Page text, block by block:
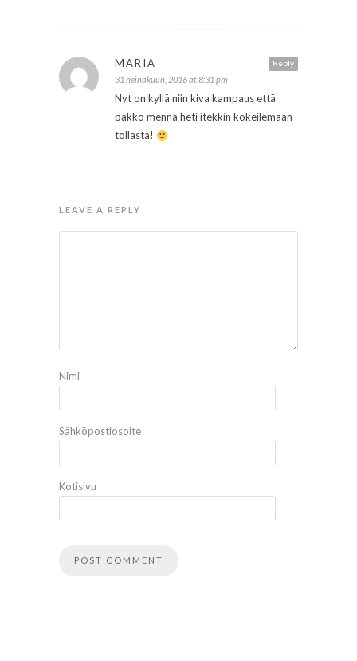
Reply
MARIA
31 heinäkuun, 2016 at 8:31 pm
Nyt on kyllä niin kiva kampaus että
pakko mennä heti itekkin kokeilemaan
tollasta!
LEAVE A REPLY
Nimi
Sähköpostiosoite
Kotisivu